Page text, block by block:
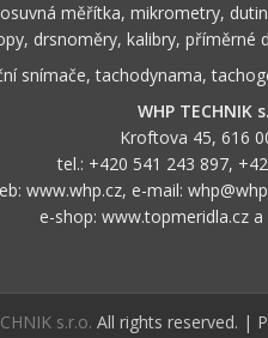
měřítka, mikrometry,
drsnoměry, kalibry, příměrné
snímače, tachodynama,
WHP TECHNIK
Kroftova 45, 616
tel.: +420 541 243 897,
www.whp.cz, e-mail:
e-shop: www.topmeridla.cz a
s.r.o. All rights reserved. |